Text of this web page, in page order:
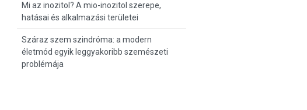
Mi az inozitol? A mio-inozitol szerepe,
hatásai és alkalmazási területei
Száraz szem szindróma: a modern
életmód egyik leggyakoribb szemészeti
problémája